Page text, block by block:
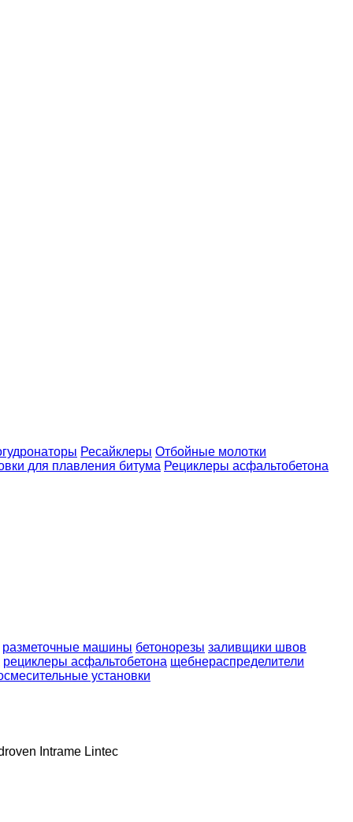
Ресайклеры Отбойные молотки
для плавления битума Рециклеры асфальтобетона
разметочные машины бетонорезы заливщики швов
рециклеры асфальтобетона щебнераспределители
установки
Intrame Lintec